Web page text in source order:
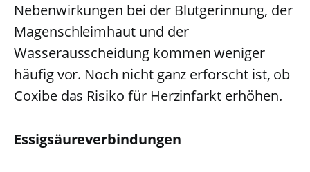
Nebenwirkungen bei der Blutgerinnung, der
Magenschleimhaut und der
Wasserausscheidung kommen weniger
häufig vor. Noch nicht ganz erforscht ist, ob
Coxibe das Risiko für Herzinfarkt erhöhen.
Essigsäureverbindungen